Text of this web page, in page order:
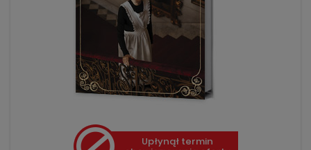
Upłynął termin